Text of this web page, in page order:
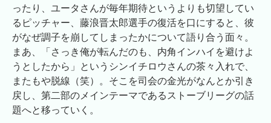
ったり、ユータさんが毎年期待というよりも切望してい
るピッチャー、藤浪晋太郎選手の復活を口にすると、彼
がなぜ調子を崩してしまったかについて語り合う面々。
まあ、「さっき俺が転んだのも、内角インハイを避けよ
うとしたから」というシンイチロウさんの茶々入れで、
またもや脱線（笑）。そこを司会の金光がなんとか引き
戻し、第二部のメインテーマであるストーブリーグの話
題へと移っていく。